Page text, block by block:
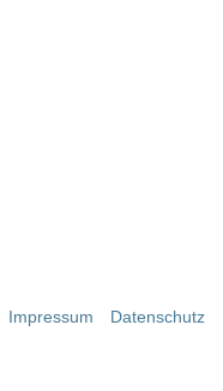
Impressum Datenschutz